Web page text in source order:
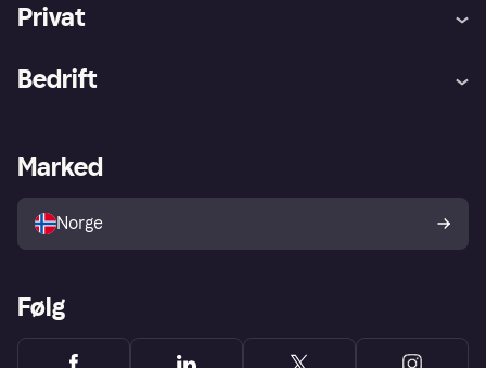
Privat
Utforsk butikker
Bedrift
Merchant portal
Marked
Norge
Følg